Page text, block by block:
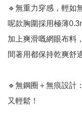
🔹無重力穿感，輕如
呢款胸圍採用極薄
加上爽滑嘅網眼布料
間著用都保持乾爽舒
🔹無鋼圈＋無痕設計
又輕鬆！